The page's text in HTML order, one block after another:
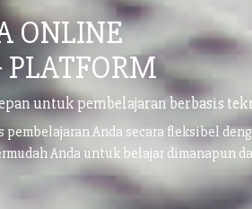
ONLINE
untuk pembelajaran berbasis
pembelajaran Anda secara fleksibel
Anda untuk belajar dimanapun